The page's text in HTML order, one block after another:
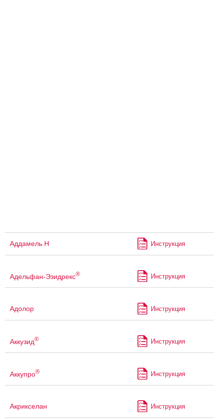
Аддамель Н Инструкция
Адельфан-Эзидрекс® Инструкция
Адолор Инструкция
Аккузид® Инструкция
Аккупро® Инструкция
Акрикселан Инструкция